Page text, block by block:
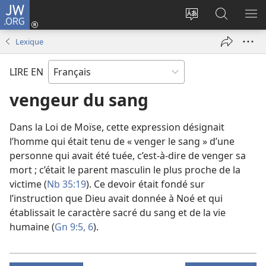
JW.ORG
Changer
langue
Se
connecter
nouvelle
sur
JW.ORG
Lexique
LIRE EN
vengeur du sang
Dans la Loi de Moïse, cette expression désignait
l’homme qui était tenu de « venger le sang » d’une
personne qui avait été tuée, c’est-à-dire de venger sa
mort ; c’était le parent masculin le plus proche de la
victime (Nb 35:19). Ce devoir était fondé sur
l’instruction que Dieu avait donnée à Noé et qui
établissait le caractère sacré du sang et de la vie
humaine (Gn 9:5, 6).